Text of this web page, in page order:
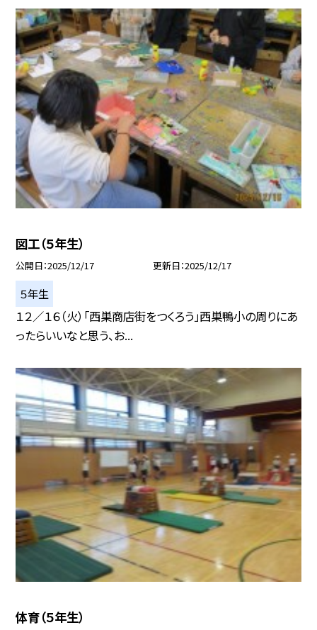
図工（５年生）
公開日 2025/12/17 更新日 2025/12/17
５年生
１２／１６（火）「西巣商店街をつくろう」西巣鴨小の周りにあ
ったらいいなと思う、お...
体育（５年生）